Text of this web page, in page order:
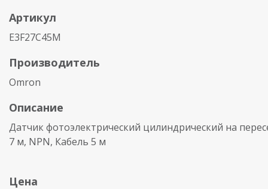
Артикул
E3F27C45M
Производитель
Omron
Описание
Датчик фотоэлектрический цилиндрический на
7 м, NPN, Кабель 5 м
Цена